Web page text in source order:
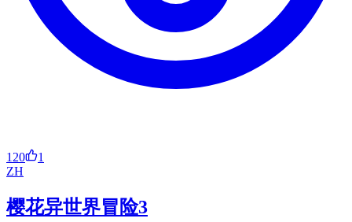
120
1
ZH
樱花异世界冒险3